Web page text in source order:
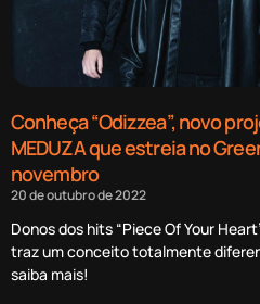
Conheça “Odizzea”, novo
MEDUZA que estreia no
novembro
20 de outubro de 2022
Donos dos hits “Piece Of Your
traz um conceito totalmente
saiba mais!